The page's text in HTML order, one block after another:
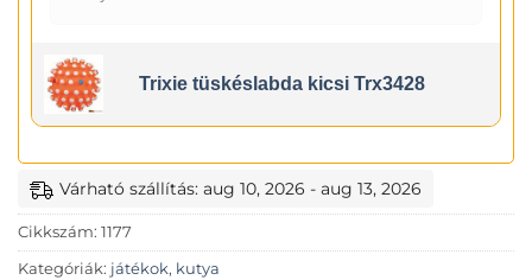
Trixie tüskéslabda kicsi Trx3428
Várható szállítás: aug 10, 2026 - aug 13, 2026
Cikkszám: 1177
Kategóriák: játékok, kutya